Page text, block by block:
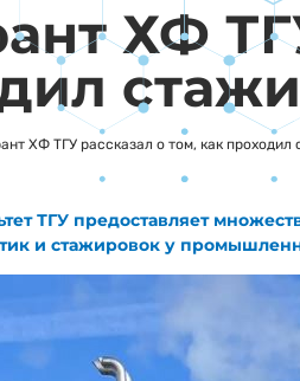
ХФ
ХФ ТГУ рассказал о том, как
ТГУ предоставляет
и стажировок у